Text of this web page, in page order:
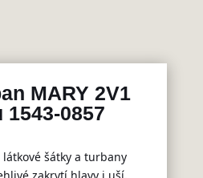
MARY 2V1
0857
šátky a turbany